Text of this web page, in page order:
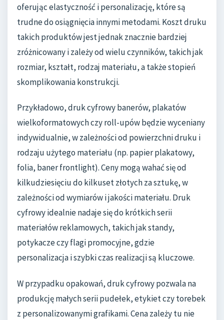
oferując elastyczność i personalizację, które są
trudne do osiągnięcia innymi metodami. Koszt druku
takich produktów jest jednak znacznie bardziej
zróżnicowany i zależy od wielu czynników, takich jak
rozmiar, kształt, rodzaj materiału, a także stopień
skomplikowania konstrukcji.
Przykładowo, druk cyfrowy banerów, plakatów
wielkoformatowych czy roll-upów będzie wyceniany
indywidualnie, w zależności od powierzchni druku i
rodzaju użytego materiału (np. papier plakatowy,
folia, baner frontlight). Ceny mogą wahać się od
kilkudziesięciu do kilkuset złotych za sztukę, w
zależności od wymiarów i jakości materiału. Druk
cyfrowy idealnie nadaje się do krótkich serii
materiałów reklamowych, takich jak standy,
potykacze czy flagi promocyjne, gdzie
personalizacja i szybki czas realizacji są kluczowe.
W przypadku opakowań, druk cyfrowy pozwala na
produkcję małych serii pudełek, etykiet czy torebek
z personalizowanymi grafikami. Cena zależy tu nie